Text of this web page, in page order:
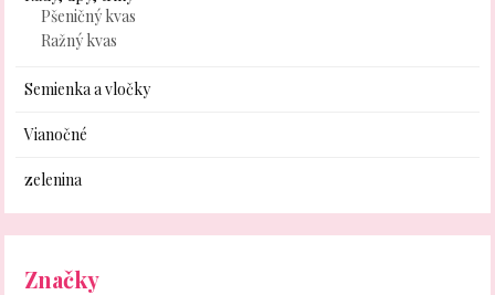
Pšeničný kvas
Ražný kvas
Semienka a vločky
Vianočné
zelenina
Značky